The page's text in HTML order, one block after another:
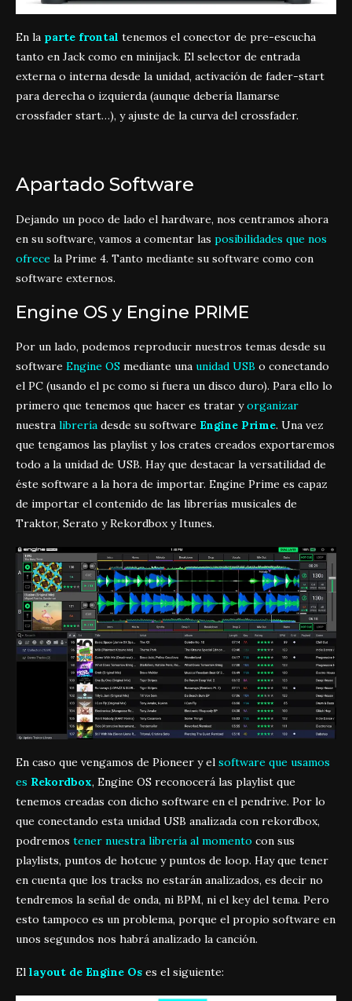
En la parte frontal tenemos el conector de pre-escucha
tanto en Jack como en minijack. El selector de entrada
externa o interna desde la unidad, activación de fader-start
para derecha o izquierda (aunque debería llamarse
crossfader start…), y ajuste de la curva del crossfader.
Apartado Software
Dejando un poco de lado el hardware, nos centramos ahora
en su software, vamos a comentar las posibilidades que nos
ofrece la Prime 4. Tanto mediante su software como con
software externos.
Engine OS y Engine PRIME
Por un lado, podemos reproducir nuestros temas desde su
software Engine OS mediante una unidad USB o conectando
el PC (usando el pc como si fuera un disco duro). Para ello lo
primero que tenemos que hacer es tratar yorganizar
nuestra librería desde su software Engine Prime. Una vez
que tengamos las playlist y los crates creados exportaremos
todo a la unidad de USB. Hay que destacar la versatilidad de
éste software a la hora de importar. Engine Prime es capaz
de importar el contenido de las librerías musicales de
Traktor, Serato y Rekordbox y Itunes.
En caso que vengamos de Pioneer y el software que usamos
es Rekordbox, Engine OS reconocerá las playlist que
tenemos creadas con dicho software en el pendrive. Por lo
que conectando esta unidad USB analizada con rekordbox,
podremos tener nuestra librería al momento con sus
playlists, puntos de hotcue y puntos de loop. Hay que tener
en cuenta que los tracks no estarán analizados, es decir no
tendremos la señal de onda, ni BPM, ni el key del tema. Pero
esto tampoco es un problema, porque el propio software en
unos segundos nos habrá analizado la canción.
El layout de Engine Os es el siguiente: